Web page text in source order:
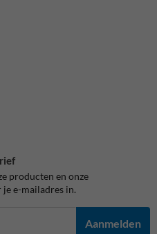
producten en onze
e-mailadres in.
Aanmelden